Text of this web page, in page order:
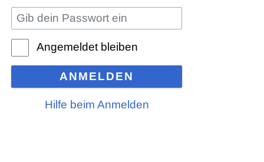
Angemeldet bleiben
ANMELDEN
Hilfe beim Anmelden